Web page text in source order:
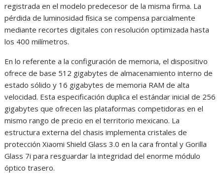
registrada en el modelo predecesor de la misma firma. La
pérdida de luminosidad física se compensa parcialmente
mediante recortes digitales con resolución optimizada hasta
los 400 milímetros.
En lo referente a la configuración de memoria, el dispositivo
ofrece de base 512 gigabytes de almacenamiento interno de
estado sólido y 16 gigabytes de memoria RAM de alta
velocidad. Esta especificación duplica el estándar inicial de 256
gigabytes que ofrecen las plataformas competidoras en el
mismo rango de precio en el territorio mexicano. La
estructura externa del chasis implementa cristales de
protección Xiaomi Shield Glass 3.0 en la cara frontal y Gorilla
Glass 7i para resguardar la integridad del enorme módulo
óptico trasero.